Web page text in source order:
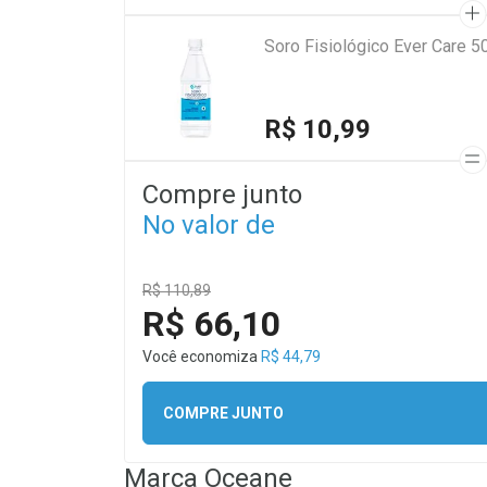
Soro Fisiológico Ever Care
R$ 10,99
Compre junto
No valor de
R$ 110,89
R$ 66,10
Você economiza R$ 44,79
COMPRE JUNTO
Marca Oceane